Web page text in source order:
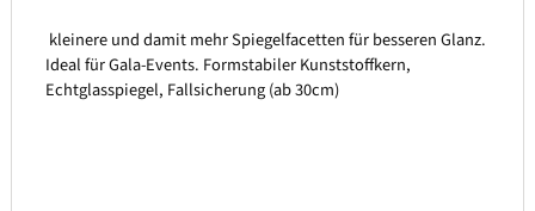
kleinere und damit mehr Spiegelfacetten für besseren Glanz.
Ideal für Gala-Events. Formstabiler Kunststoffkern,
Echtglasspiegel, Fallsicherung (ab 30cm)